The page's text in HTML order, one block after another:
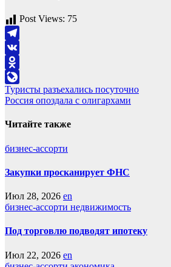
Post Views: 75
Telegram
VK
Odnoklassniki
LiveJournal
Навигация
по
записям
Туристы разъехались посуточно
Россия опоздала с олигархами
Читайте также
бизнес-ассорти
Закупки просканирует ФНС
Июл 28, 2026 en
бизнес-ассорти недвижимость
Под торговлю подводят ипотеку
Июл 22, 2026 en